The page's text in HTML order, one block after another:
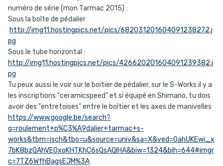
numéro de série (mon Tarmac 2015) :
Sous la boîte de pédalier
http://img11.hostingpics.net/pics/682031201604091238272.j
pg
Sous le tube horizontal :
http://img11.hostingpics.net/pics/426620201604091239382.j
pg
Tu peux aussi le voir sur le boitier de pédalier, sur le S-Works il y a
les inscriptions "ceramicspeed" et si équipé en Shimano, tu dois
avoir des "entretoises" entre le boîtier et les axes de manivelles
https://www.google.be/search?
q=roulement+p%C3%A9dalier+tarmac+s-
works&tbm=isch&tbo=u&source=univ&sa=X&ved=0ahUKEwi_x
7bK8bzQAhVE0xoKHTKhC6sQsAQIHA&biw=1324&bih=644#imgr
c=7TZ6WfhBagsEJM%3A